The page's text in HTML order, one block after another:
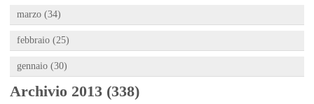
marzo (34)
febbraio (25)
gennaio (30)
Archivio 2013 (338)